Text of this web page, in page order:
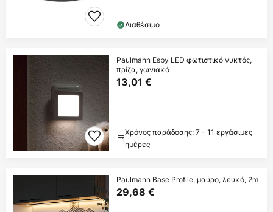
Διαθέσιμο
Paulmann Esby LED φωτιστικό νυκτός,
πρίζα, γωνιακό
13,01 €
Χρόνος παράδοσης: 7 - 11 εργάσιμες
ημέρες
Paulmann Base Profile, μαύρο, λευκό, 2m
29,68 €